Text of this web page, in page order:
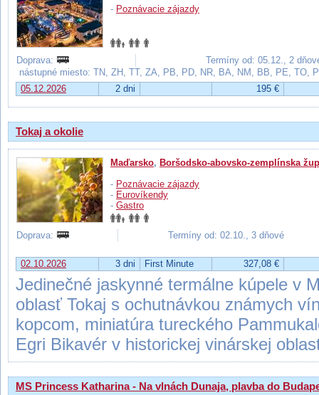
- Poznávacie zájazdy
Doprava:
Termíny od: 05.12., 2
nástupné miesto: TN, ZH, TT, ZA, PB, PD, NR, BA, NM, BB, PE, TO,
05.12.2026
2 dni 195 €
Tokaj a okolie
Maďarsko, Boršodsko-abovsko-zemplínska
- Poznávacie zájazdy
- Eurovíkendy
- Gastro
Doprava: Termíny od: 02.10., 3 dňové
02.10.2026 3 dni First Minute 327,08 €
Jedinečné jaskynné termálne kúpele v
oblasť Tokaj s ochutnávkou známych
kopcom, miniatúra tureckého
Egri Bikavér v historickej vinárskej
MS Princess Katharina - Na vlnách Dunaja, plavba do